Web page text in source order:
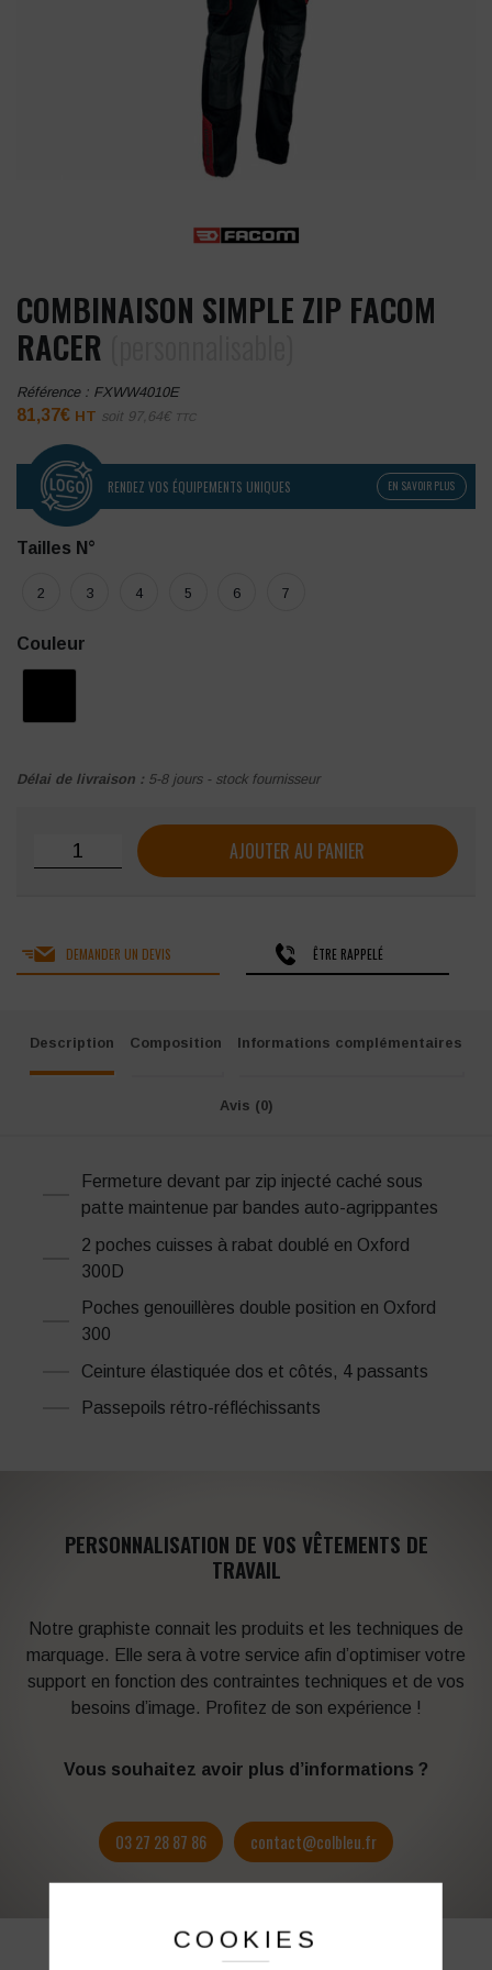
COMBINAISON SIMPLE ZIP FACOM
RACER
Référence : FXWW4010E
81,37€ HT soit 97,64€ TTC
RENDEZ VOS ÉQUIPEMENTS UNIQUES EN SAVOIR PLUS
Tailles N°
2 3 4 5 6 7
Couleur
Délai de livraison : 5-8 jours - stock fournisseur
quantité de Combinaison simple zip Facom Racer
AJOUTER AU PANIER
DEMANDER UN DEVIS ÊTRE RAPPELÉ
Description Composition Informations complémentaires
Avis (0)
Fermeture devant par zip injecté caché sous
patte maintenue par bandes auto-agrippantes
2 poches cuisses à rabat doublé en Oxford
300D
Poches genouillères double position en Oxford
300
Ceinture élastiquée dos et côtés, 4 passants
Passepoils rétro-réfléchissants
PERSONNALISATION DE VOS VÊTEMENTS DE
TRAVAIL
Notre graphiste connait les produits et les techniques de
marquage. Elle sera à votre service afin d’optimiser votre
support en fonction des contraintes techniques et de vos
besoins d’image. Profitez de son expérience !
Vous souhaitez avoir plus d’informations ?
03 27 28 87 86 contact@colbleu.fr
COOKIES